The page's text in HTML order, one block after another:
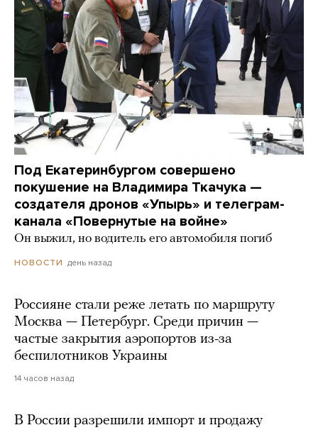
Под Екатеринбургом совершено
покушение на Владимира Ткачука —
создателя дронов «Упырь» и телеграм-
канала «Повернутые на войне»
Он выжил, но водитель его автомобиля погиб
НОВОСТИ день назад
Россияне стали реже летать по маршруту
Москва — Петербург. Среди причин —
частые закрытия аэропортов из-за
беспилотников Украины
14 часов назад
В России разрешили импорт и продажу